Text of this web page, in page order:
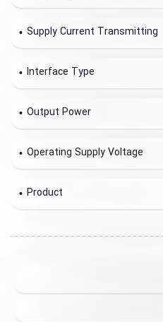
Supply Current Transmitting
Interface Type
Output Power
Operating Supply Voltage
Product